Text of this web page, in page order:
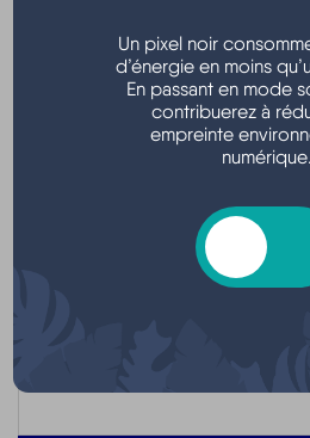
Argent - Impôts -
Un pixel noir
d’énergie en moins
En passant en mode
contribuerez à
empreinte
numérique.